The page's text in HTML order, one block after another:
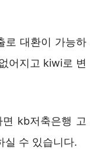
로 대환이 가능하
어지고 kiwi로 변
kb저축은행 고
실 수 있습니다.